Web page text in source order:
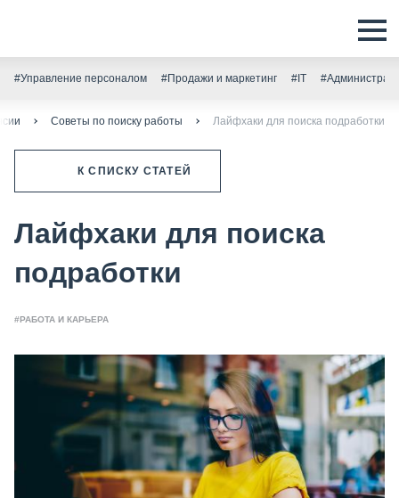
#Управление персоналом #Продажи и маркетинг #IT
Советы по поиску работы Лайфхаки для поиска подработки
К СПИСКУ СТАТЕЙ
Лайфхаки для поиска
подработки
#РАБОТА И КАРЬЕРА